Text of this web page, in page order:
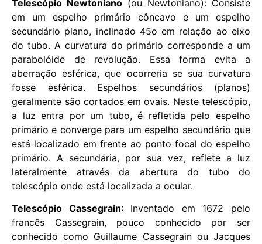
Telescópio Newtoniano (ou Newtoniano): Consiste
em um espelho primário côncavo e um espelho
secundário plano, inclinado 45o em relação ao eixo
do tubo. A curvatura do primário corresponde a um
parabolóide de revolução. Essa forma evita a
aberração esférica, que ocorreria se sua curvatura
fosse esférica. Espelhos secundários (planos)
geralmente são cortados em ovais. Neste telescópio,
a luz entra por um tubo, é refletida pelo espelho
primário e converge para um espelho secundário que
está localizado em frente ao ponto focal do espelho
primário. A secundária, por sua vez, reflete a luz
lateralmente através da abertura do tubo do
telescópio onde está localizada a ocular.
Telescópio Cassegrain: Inventado em 1672 pelo
francês Cassegrain, pouco conhecido por ser
conhecido como Guillaume Cassegrain ou Jacques